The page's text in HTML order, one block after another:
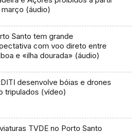
(áudio)
Santo tem grande
com voo direto entre
e «ilha dourada» (áudio)
desenvolve bóias e drones
tripulados (vídeo)
TVDE no Porto Santo